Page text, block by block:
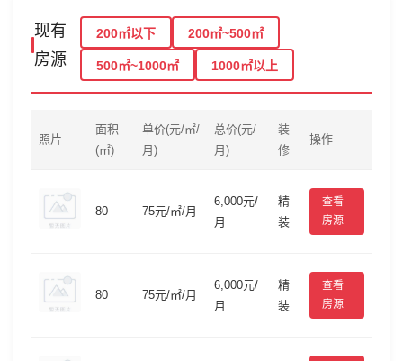
现有
房源
200㎡以下 200㎡~500㎡
500㎡~1000㎡ 1000㎡以上
照片
面积
(㎡)
单价(元/㎡/
月)
总价(元/
月)
装
修
操作
80 75元/㎡/月
6,000元/
月
精
装
查看
房源
80 75元/㎡/月
6,000元/
月
精
装
查看
房源